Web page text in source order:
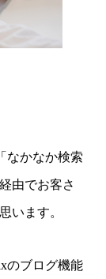
なかなか検索
由でお客さ
います。
のブログ機能